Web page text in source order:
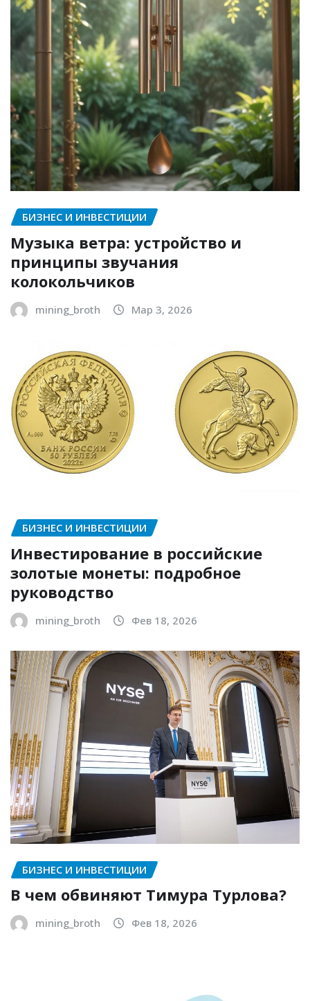
БИЗНЕС И ИНВЕСТИЦИИ
Музыка ветра: устройство и
принципы звучания
колокольчиков
mining_broth Мар 3, 2026
БИЗНЕС И ИНВЕСТИЦИИ
Инвестирование в российские
золотые монеты: подробное
руководство
mining_broth Фев 18, 2026
БИЗНЕС И ИНВЕСТИЦИИ
В чем обвиняют Тимура Турлова?
mining_broth Фев 18, 2026